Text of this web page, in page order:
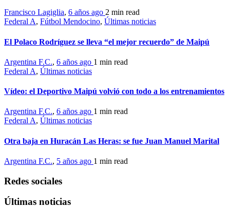
Francisco Lagiglia, 6 años ago 2 min read
Federal A, Fútbol Mendocino, Últimas noticias
El Polaco Rodríguez se lleva “el mejor recuerdo” de Maipú
Argentina F.C., 6 años ago 1 min read
Federal A, Últimas noticias
Vídeo: el Deportivo Maipú volvió con todo a los entrenamientos
Argentina F.C., 6 años ago 1 min read
Federal A, Últimas noticias
Otra baja en Huracán Las Heras: se fue Juan Manuel Marital
Argentina F.C., 5 años ago 1 min read
Redes sociales
Últimas noticias